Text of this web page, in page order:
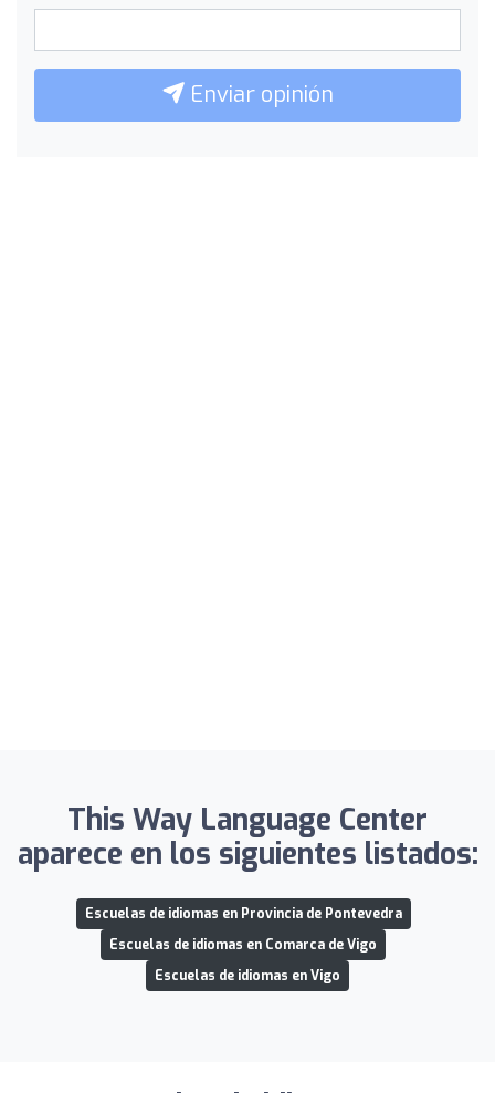
Enviar opinión
This Way Language Center
aparece en los siguientes listados:
Escuelas de idiomas en Provincia de Pontevedra
Escuelas de idiomas en Comarca de Vigo
Escuelas de idiomas en Vigo